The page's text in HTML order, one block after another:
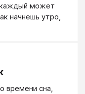
каждый может
начнешь утро,
времени сна,